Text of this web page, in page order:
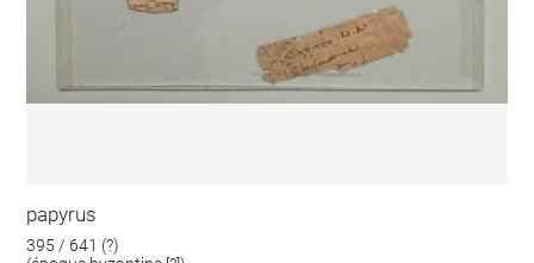
papyrus
395 / 641 (?)